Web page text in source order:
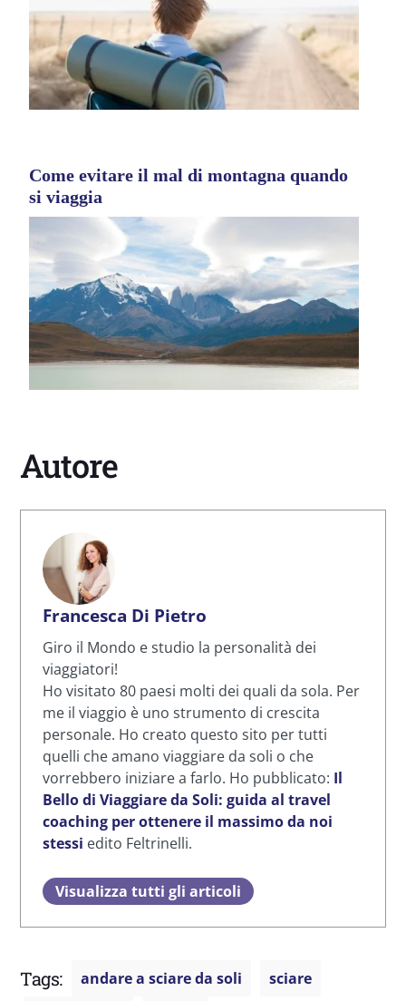
Come evitare il mal di montagna quando
si viaggia
Autore
Francesca Di Pietro
Giro il Mondo e studio la personalità dei
viaggiatori!
Ho visitato 80 paesi molti dei quali da sola. Per
me il viaggio è uno strumento di crescita
personale. Ho creato questo sito per tutti
quelli che amano viaggiare da soli o che
vorrebbero iniziare a farlo. Ho pubblicato: Il
Bello di Viaggiare da Soli: guida al travel
coaching per ottenere il massimo da noi
stessi edito Feltrinelli.
Visualizza tutti gli articoli
Tags: andare a sciare da soli
sciare